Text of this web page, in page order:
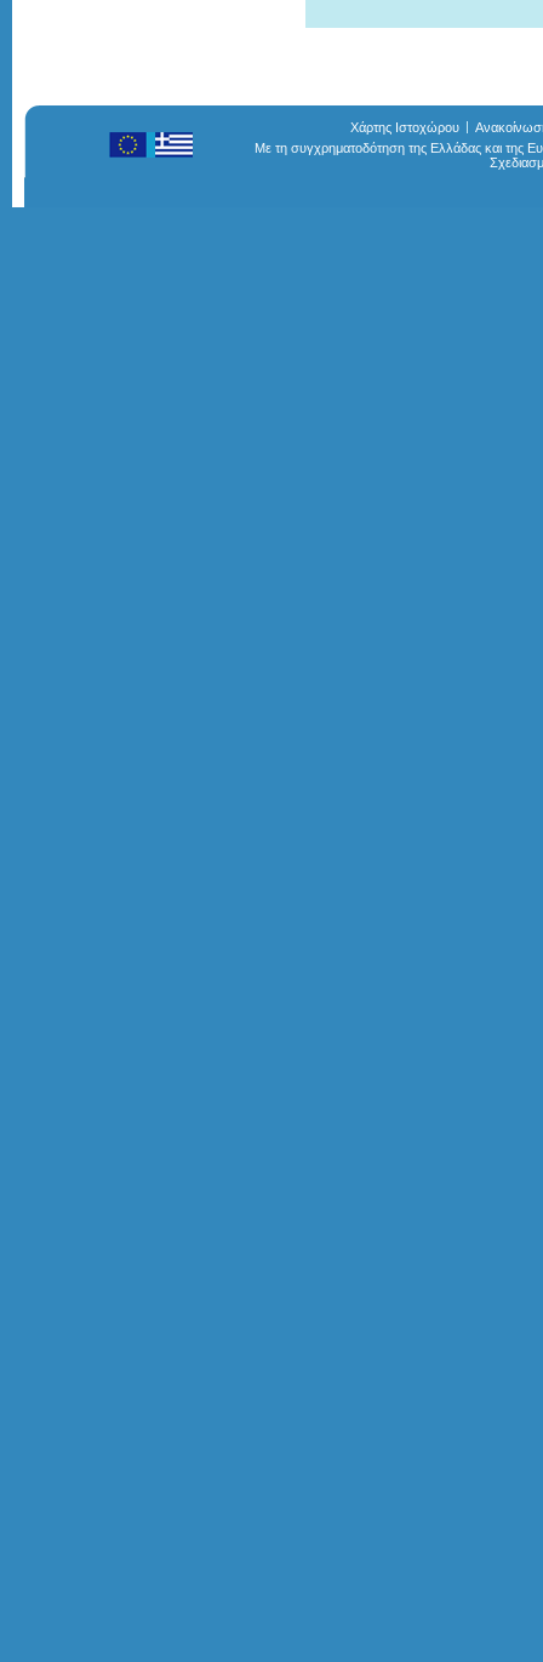
Χάρτης Ιστοχώρου
Με τη συγχρηματοδότηση της Ελλάδας και της